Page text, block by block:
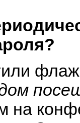
на